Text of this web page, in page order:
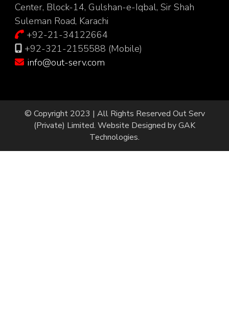
Center, Block-14, Gulshan-e-Iqbal, Sir Shah
Suleman Road, Karachi
+92-21-34122664
+92-321-2155588 (Mobile)
info@out-serv.com
© Copyright 2023 | All Rights Reserved Out Serv
(Private) Limited. Website Designed byGAK
Technologies.